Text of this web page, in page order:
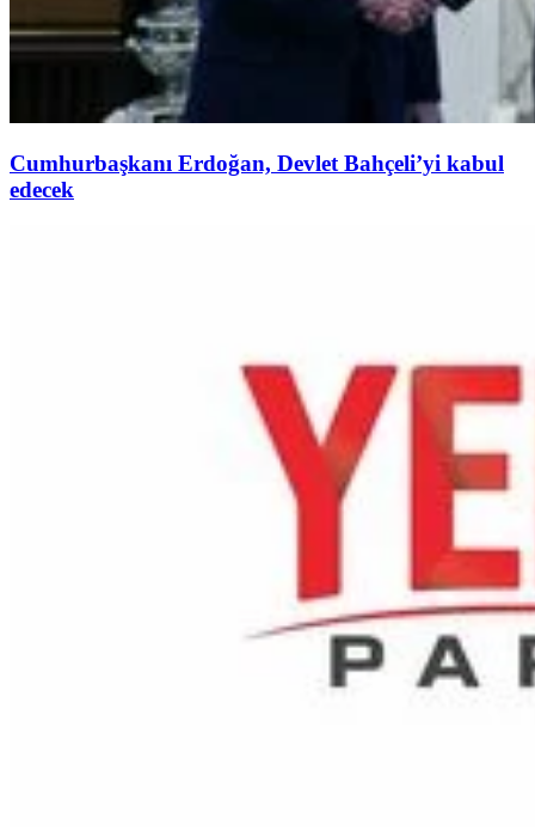
Cumhurbaşkanı Erdoğan, Devlet Bahçeli’yi kabul
edecek